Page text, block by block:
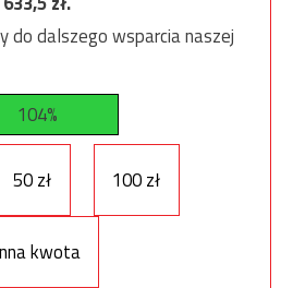
do dalszego wsparcia naszej
104%
50 zł 100 zł
kwota